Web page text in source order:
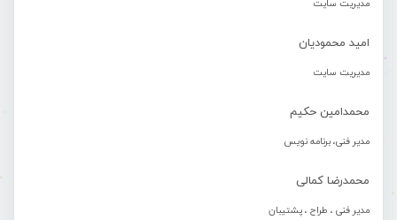
مدیریت سایت
امید محمودیان
مدیریت سایت
محمدامین حکیم
مدیر فنی، برنامه نویس
محمدرضا کمالی
مدیر فنی ، طراح ، پشتیبان